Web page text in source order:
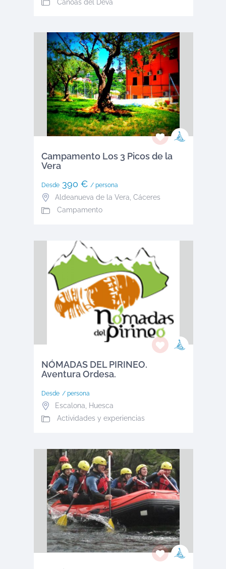
Canoas del Deva
Campamento Los 3 Picos de la
Vera
Desde390 € / persona
Aldeanueva de la Vera Cáceres
Campamento
NÓMADAS DEL PIRINEO.
Aventura Ordesa.
Desde / persona
Escalona
Huesca
Actividades y experiencias